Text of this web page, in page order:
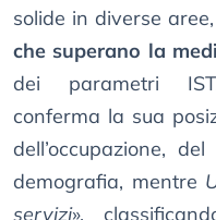
solide in diverse
che superano la
dei parametri
conferma la sua
dell’occupazione,
demografia, mentre
servizi»,